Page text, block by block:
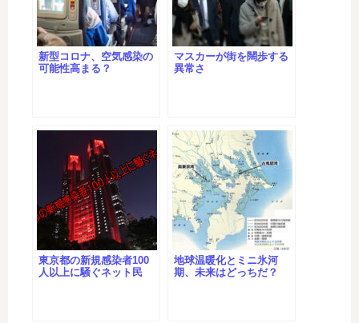
新型コロナ、空気感染の
可能性高まる？
マスカーが街を闊歩する
異常さ
東京都の新規感染者100
人以上に騒ぐネット民
地球温暖化とミニ氷河
期、未来はどっちだ？